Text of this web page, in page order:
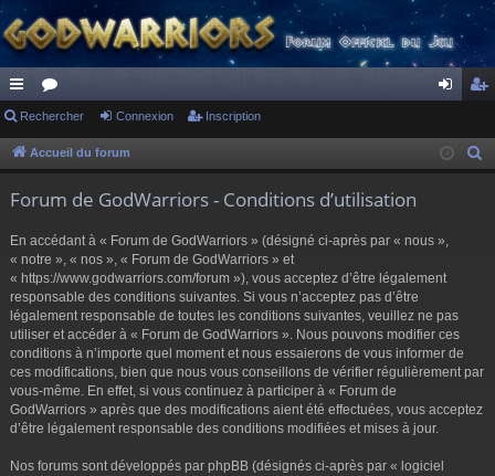
ac
co
s
or
u ne cri
Rechercher Connexion Inscription
Accueil du forum
Forum de GodWarriors - Conditions d’utilisation
En accédant à « Forum de GodWarriors » (désigné ci-après par « nous »,
« notre », « nos », « Forum de GodWarriors » et
« https://www.godwarriors.com/forum »), vous acceptez d’être légalement
responsable des conditions suivantes. Si vous n’acceptez pas d’être
légalement responsable de toutes les conditions suivantes, veuillez ne pas
utiliser et accéder à « Forum de GodWarriors ». Nous pouvons modifier ces
conditions à n’importe quel moment et nous essaierons de vous informer de
ces modifications, bien que nous vous conseillons de vérifier régulièrement par
vous-même. En effet, si vous continuez à participer à « Forum de
GodWarriors » après que des modifications aient été effectuées, vous acceptez
d’être légalement responsable des conditions modifiées et mises à jour.
Nos forums sont développés par phpBB (désignés ci-après par « logiciel